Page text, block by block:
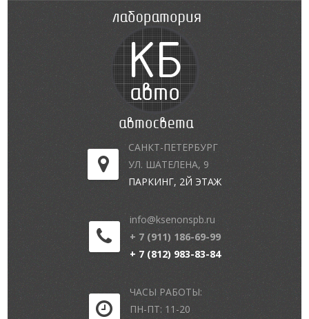
САНКТ-ПЕТЕРБУРГ
УЛ. ШАТЕЛЕНА, 9
ПАРКИНГ, 2Й ЭТАЖ
info@ksenonspb.ru
+ 7 (911) 186-69-99
+ 7 (812) 983-83-84
ЧАСЫ РАБОТЫ:
ПН-ПТ: 11-20